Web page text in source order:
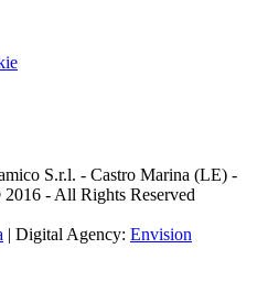
S.r.l. - Castro Marina (LE) -
- All Rights Reserved
| Digital Agency: Envision